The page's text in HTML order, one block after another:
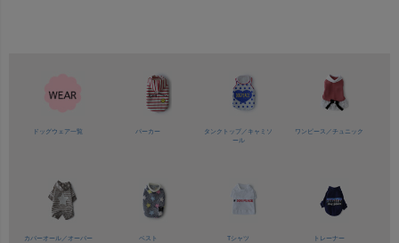
ドッグウェア一覧 パーカー タンクトップ／ キャミソ
ール
ワンピース／チュニック
カバーオール／ オーバー
ベスト Tシャツ トレーナー